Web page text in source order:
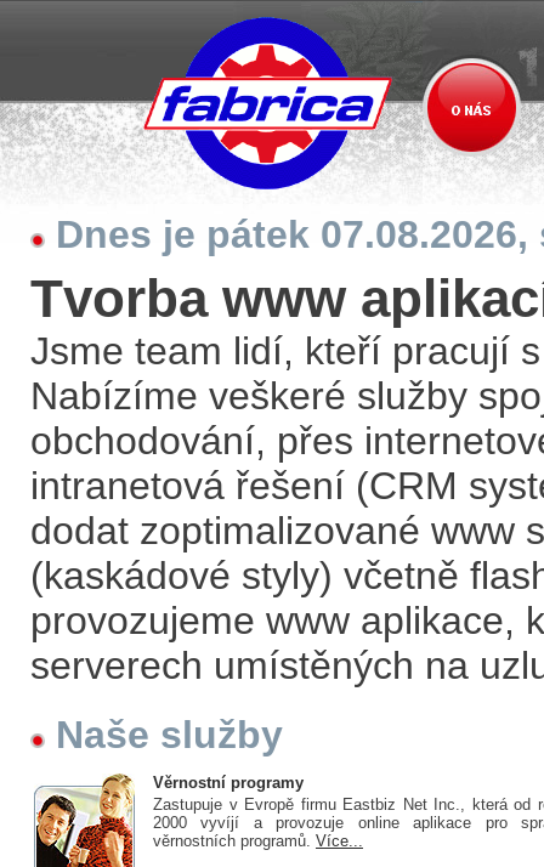
Dnes je pátek
Tvorba www
Jsme team lidí, kteří pracují
Nabízíme veškeré služby
obchodování, přes
intranetová řešení (CRM
dodat zoptimalizované www
(kaskádové styly) včetně
provozujeme www aplikace,
serverech umístěných na
Naše služby
Věrnostní programy
Zastupuje v Evropě firmu Eastbiz Net Inc., která od
2000 vyvíjí a provozuje online aplikace pro
věrnostních programů. Více...